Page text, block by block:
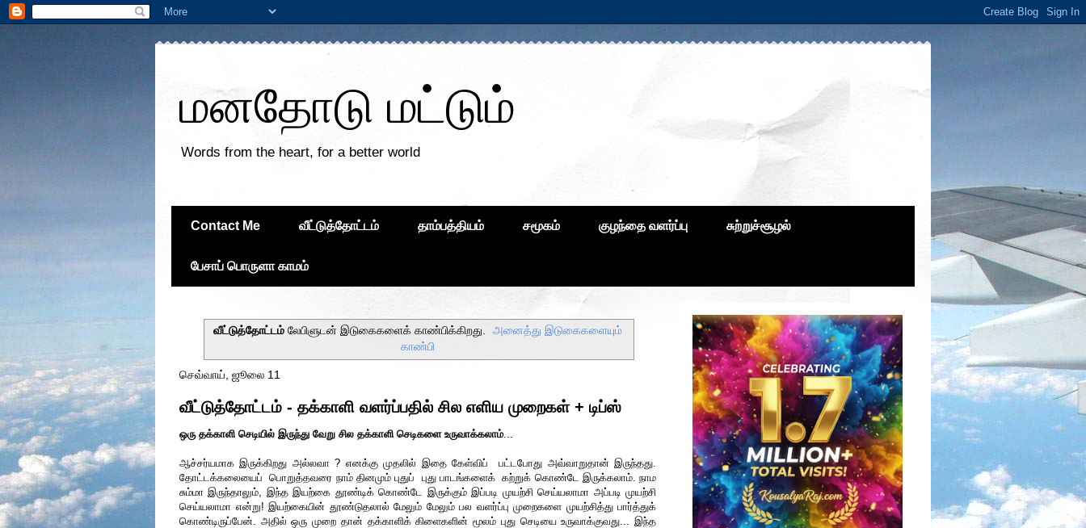
மனதோடு மட்டும்
Words from the heart, for a better world
Contact Me வீட்டுத்தோட்டம் தாம்பத்தியம் சமூகம் குழந்தை வளர்ப்பு சுற்றுச்சூழல்
பேசாப் பொருளா காமம்
வீட்டுத்தோட்டம்லேபிளுடன் இடுகைகளைக் காண்பிக்கிறது.
அனைத்து இடுகைகளையும்
காண்பி
செவ்வாய், ஜூலை 11
வீட்டுத்தோட்டம் - தக்காளி வளர்ப்பதில் சில எளிய முறைகள் + டிப்ஸ்
ஒரு தக்காளி செடியில் இருந்து வேறு சில தக்காளி செடிகளை உருவாக்கலாம்...
ஆச்சர்யமாக இருக்கிறது அல்லவா ? எனக்கு முதலில் இதை கேள்விப் பட்டபோது அவ்வாறுதான் இருந்தது.
தோட்டக்கலையைப் பொறுத்தவரை நாம் தினமும் புதுப் புது பாடங்களைக் கற்றுக் கொண்டே இருக்கலாம். நாம
சும்மா இருந்தாலும், இந்த இயற்கை தூண்டிக் கொண்டே இருக்கும் இப்படி முயற்சி செய்யலாமா அப்படி முயற்சி
செய்யலாமா என்று! இயற்கையின் தூண்டுதலால் மேலும் மேலும் பல வளர்ப்பு முறைகளை முயற்சித்து பார்த்துக்
கொண்டிருப்பேன். அதில் ஒரு முறை தான் தக்காளிக் கிளைகளின் மூலம் புது செடியை உருவாக்குவது... இந்த